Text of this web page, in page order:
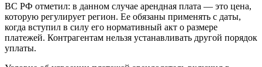
ВС РФ отметил: в данном случае арендная плата — это цена,
которую регулирует регион. Ее обязаны применять с даты,
когда вступил в силу его нормативный акт о размере
платежей. Контрагентам нельзя устанавливать другой порядок
уплаты.